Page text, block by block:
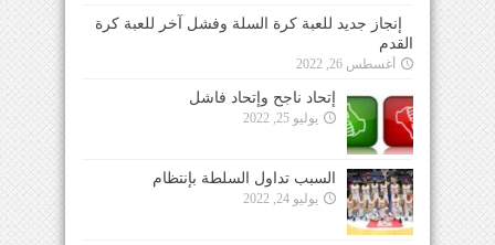
إنجاز جديد للعبة كرة السلة وفشل آخر للعبة كرة
القدم
أغسطس 26, 2022
إتحاد ناجح وإتحاد فاشل
يوليو 25, 2022
السبب تداول السلطة بإنتظام
يوليو 24, 2022